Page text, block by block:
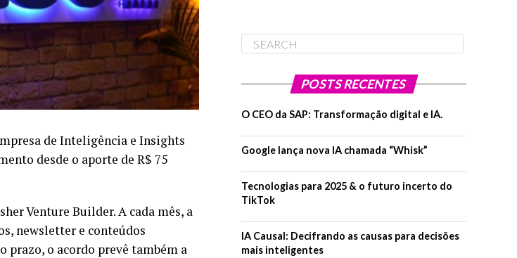
de Inteligência e Insights
desde o aporte de R$ 75
Venture Builder. A cada mês, a
newsletter e conteúdos
prazo, o acordo prevê também a
POSTS RECENTES
O CEO da SAP: Transformação digital e IA.
Google lança nova IA chamada “Whisk”
Tecnologias para 2025 & o futuro incerto do
TikTok
IA Causal: Decifrando as causas para decisões
mais inteligentes